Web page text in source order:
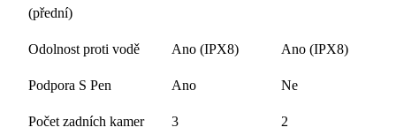
(přední)
Odolnost proti vodě Ano (IPX8) Ano (IPX8)
Podpora S Pen Ano Ne
Počet zadních kamer 3 2